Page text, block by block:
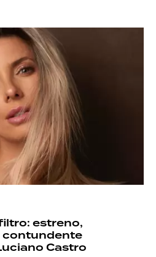
estreno,
contundente
Castro